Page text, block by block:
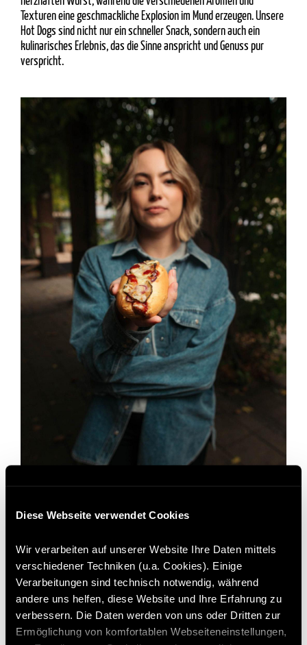
Diese Webseite verwendet Cookies
Wir verarbeiten auf unserer Website Ihre Daten mittels
verschiedener Techniken (u.a. Cookies). Einige
Verarbeitungen sind technisch notwendig, während
andere uns helfen, diese Website und Ihre Erfahrung zu
verbessern. Die Daten werden von uns oder Dritten zur
Ermöglichung von komfortablen Webseiteneinstellungen,
Texturen eine geschmackliche Explosion im Mund erzeugen. Unsere
Hot Dogs sind nicht nur ein schneller Snack, sondern auch ein
kulinarisches Erlebnis, das die Sinne anspricht und Genuss pur
verspricht.
HOT DOG CLASSIC
Hier kommt der Klassiker der Klassiker. Softes Bun, würziges
Gefügelwürstchen, Remoulade meets Ketchup, rote Zwiebeln und
Gurken. Bestreut mit Gouda-Käse ist der BackWerk-Classic-Hot-Dog